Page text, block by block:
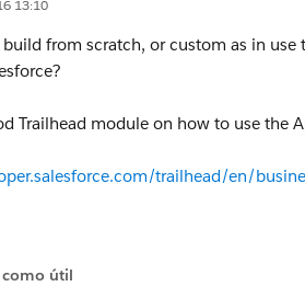
13:10
from scratch, or custom as in use
Trailhead module on how to use the
trailhead/en/
to a
to close a deal
como útil